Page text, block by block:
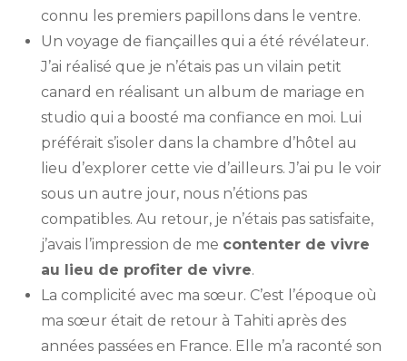
connu les premiers papillons dans le ventre.
Un voyage de fiançailles qui a été révélateur.
J’ai réalisé que je n’étais pas un vilain petit
canard en réalisant un album de mariage en
studio qui a boosté ma confiance en moi. Lui
préférait s’isoler dans la chambre d’hôtel au
lieu d’explorer cette vie d’ailleurs. J’ai pu le voir
sous un autre jour, nous n’étions pas
compatibles. Au retour, je n’étais pas satisfaite,
j’avais l’impression de me contenter de vivre
au lieu de profiter de vivre.
La complicité avec ma sœur. C’est l’époque où
ma sœur était de retour à Tahiti après des
années passées en France. Elle m’a raconté son